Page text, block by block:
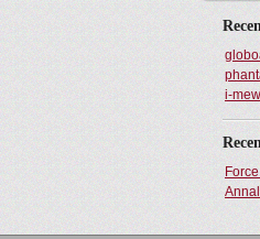
i-
Annal